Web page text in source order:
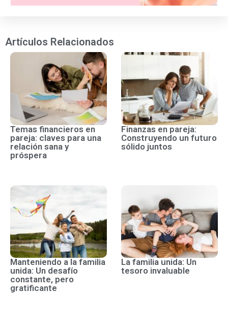
Artículos Relacionados
Temas financieros en
pareja: claves para una
relación sana y
próspera
Finanzas en pareja:
Construyendo un futuro
sólido juntos
Manteniendo a la familia
unida: Un desafío
constante, pero
gratificante
La familia unida: Un
tesoro invaluable